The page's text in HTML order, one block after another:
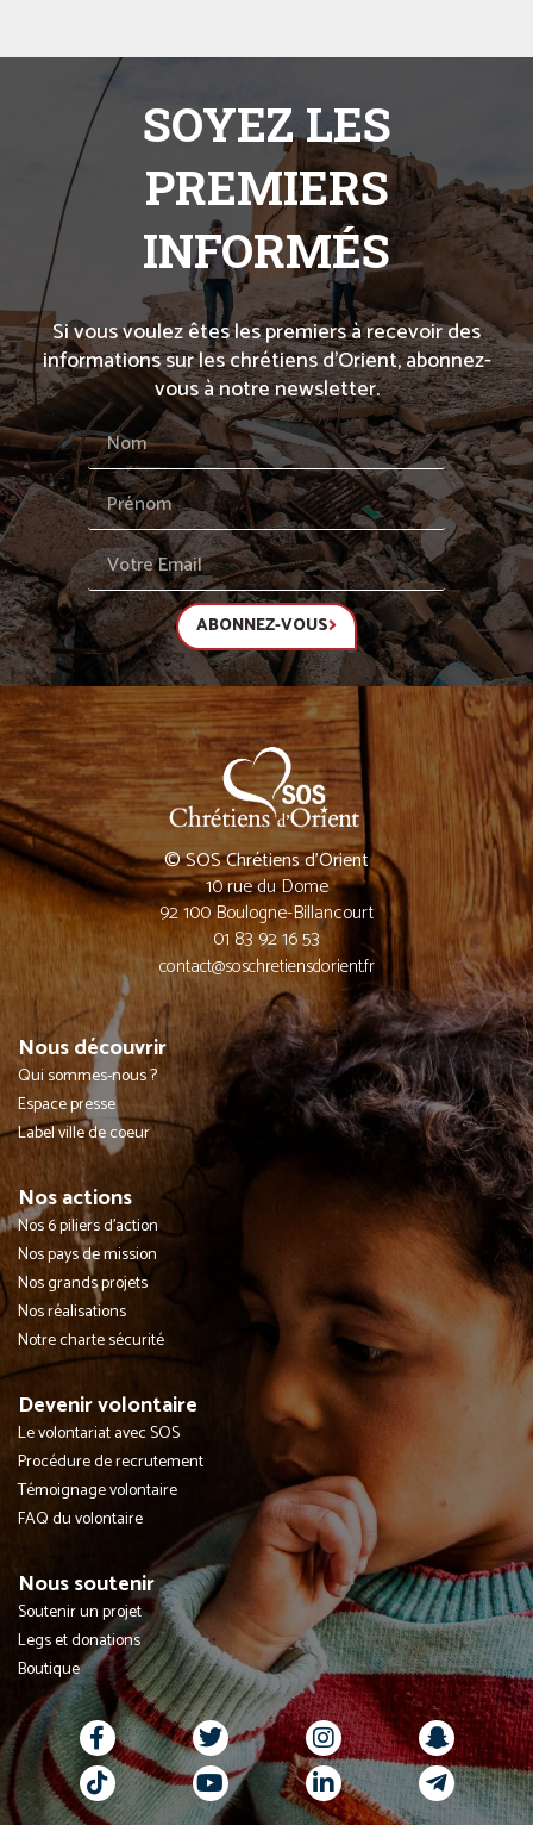
SOYEZ LES
PREMIERS
INFORMÉS
Si vous voulez êtes les premiers à recevoir des
informations sur les chrétiens d’Orient, abonnez-
vous à notre newsletter.
ABONNEZ-VOUS
© SOS Chrétiens d’Orient
10 rue du Dome
92 100 Boulogne-Billancourt
01 83 92 16 53
contact@soschretiensdorient.fr
Nous découvrir
Qui sommes-nous ?
Espace presse
Label ville de coeur
Nos actions
Nos 6 piliers d'action
Nos pays de mission
Nos grands projets
Nos réalisations
Notre charte sécurité
Devenir volontaire
Le volontariat avec SOS
Procédure de recrutement
Témoignage volontaire
FAQ du volontaire
Nous soutenir
Soutenir un projet
Legs et donations
Boutique